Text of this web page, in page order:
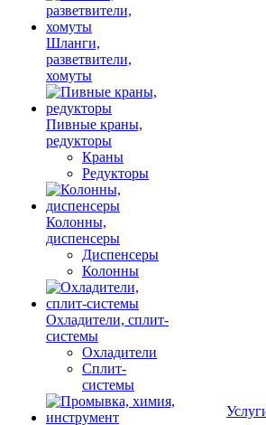
Шланги,
разветвители,
хомуты
Пивные краны,
редукторы
Краны
Редукторы
Колонны,
диспенсеры
Диспенсеры
Колонны
Охладители, сплит-
системы
Охладители
Сплит-
системы